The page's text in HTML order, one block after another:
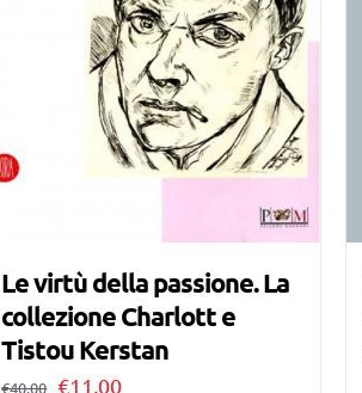
Le virtù della passione. La
collezione Charlott e
Tistou Kerstan
€40,00 Il
€11,00Il